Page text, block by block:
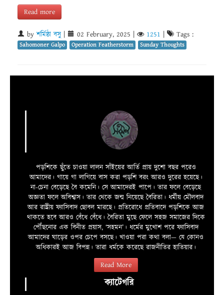
Read more
byশর্মিষ্ঠা বসু| 02 February, 2025 1251 Tags :
Sahomoner Galpo Operation Featherstorm Sunday Thoughts
পড়শিকে ছুঁতে চাওয়া লালন সাঁইয়ের আর্তি প্রায় দুশো বছর পরেও
আমাদের। গায়ে গা লাগিয়ে বাস করা পড়শি বরং আরও দুরের হয়েছে।
না-চেনা বেড়েছে বৈ কমেনি। সে আমাদেরই পাপে। তার ফলে বেড়েছে
অজ্ঞতা ফলে অবিশ্বাস। তার থেকে জন্ম নিয়েছে বৈরিতা। ধর্মীয় মৌলবাদ
আর রাষ্ট্রীয় ফ্যাসিবাদ ছোবল মারছে। প্রতিরোধে প্রতিবাদে পড়শিকে আজ
থাকতে হবে আরও বেঁধে বেঁধে। বৈরিতা মুছে ফেলে সহজ সমাজের দিকে
পৌঁছনোর এক বিনীত প্রয়াস, ‘সহমন’। ধর্মের মুখোশ পরে ফ্যাসিবাদ
আমাদের ঘাড়ের ওপর চেপে বসছে। খাওয়া পরা কথা বলা—­­ যে কোনও
অধিকারই আজ বিপন্ন। তারা ধর্মকে করেছে রাজনীতির হাতিয়ার।
Read More
ক্যাটেগরি